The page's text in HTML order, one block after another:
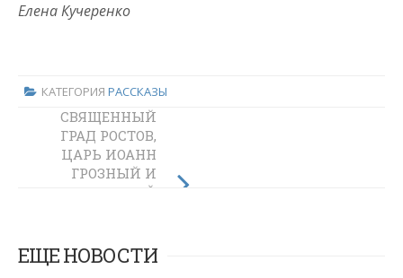
Елена Кучеренко
КАТЕГОРИЯ РАССКАЗЫ
ЧТО ТАКОЕ
ПРАВОСЛАВНОЕ
ОБРАЗОВАНИЕ
НА ПРАКТИКЕ,
ИЛИ ПОЧЕМУ
СЕБЕ «НЕ
РАБОТАЮТ»
СВЯЩЕННЫЙ
ГРАД РОСТОВ,
ЦАРЬ ИОАНН
ГРОЗНЫЙ И
ЗАБЫТЫЙ
ПОБЕДЫ
ЕЩЕ НОВОСТИ